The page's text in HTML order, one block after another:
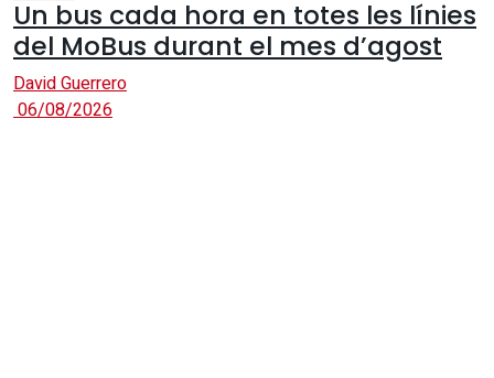
Un bus cada hora en totes les línies
del MoBus durant el mes d’agost
David Guerrero
06/08/2026